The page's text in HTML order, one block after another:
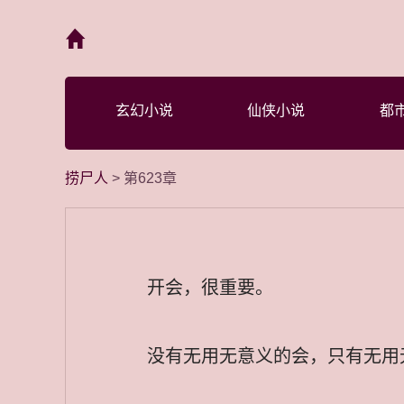
玄幻小说 仙侠小说 都
捞尸人 > 第623章
开会，很重要。
没有无用无意义的会，只有无